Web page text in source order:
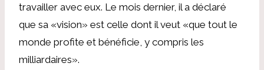
travailler avec eux. Le mois dernier, il a déclaré
que sa «vision» est celle dont il veut «que tout le
monde profite et bénéficie, y compris les
milliardaires».